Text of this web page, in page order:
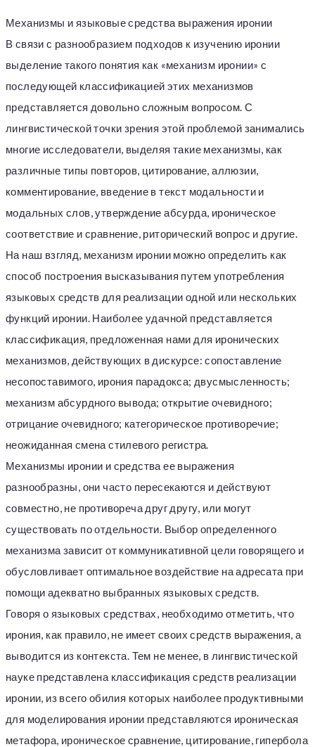
Механизмы и языковые средства выражения иронии
В связи с разнообразием подходов к изучению иронии
выделение такого понятия как «механизм иронии» с
последующей классификацией этих механизмов
представляется довольно сложным вопросом. С
лингвистической точки зрения этой проблемой занимались
многие исследователи, выделяя такие механизмы, как
различные типы повторов, цитирование, аллюзии,
комментирование, введение в текст модальности и
модальных слов, утверждение абсурда, ироническое
соответствие и сравнение, риторический вопрос и другие.
На наш взгляд, механизм иронии можно определить как
способ построения высказывания путем употребления
языковых средств для реализации одной или нескольких
функций иронии. Наиболее удачной представляется
классификация, предложенная нами для иронических
механизмов, действующих в дискурсе: сопоставление
несопоставимого, ирония парадокса; двусмысленность;
механизм абсурдного вывода; открытие очевидного;
отрицание очевидного; категорическое противоречие;
неожиданная смена стилевого регистра.
Механизмы иронии и средства ее выражения
разнообразны, они часто пересекаются и действуют
совместно, не противореча друг другу, или могут
существовать по отдельности. Выбор определенного
механизма зависит от коммуникативной цели говорящего и
обусловливает оптимальное воздействие на адресата при
помощи адекватно выбранных языковых средств.
Говоря о языковых средствах, необходимо отметить, что
ирония, как правило, не имеет своих средств выражения, а
выводится из контекста. Тем не менее, в лингвистической
науке представлена классификация средств реализации
иронии, из всего обилия которых наиболее продуктивными
для моделирования иронии представляются ироническая
метафора, ироническое сравнение, цитирование, гипербола